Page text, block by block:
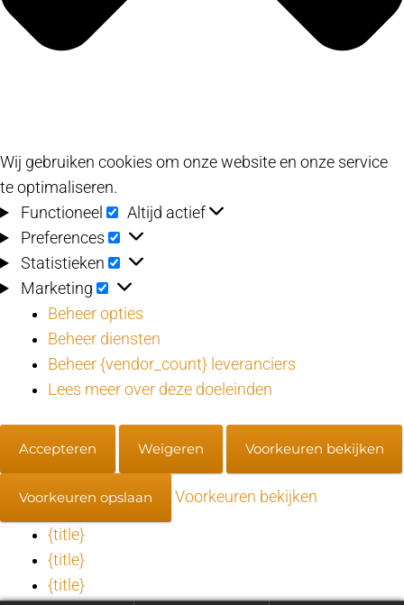
Wij gebruiken cookies om onze website en onze service
te optimaliseren.
Functioneel
Functioneel
Altijd actief
Preferences
Preferences
Statistieken Statistieken
Marketing Marketing
Beheer opties
Beheer diensten
Beheer {vendor_count} leveranciers
Lees meer over deze doeleinden
Accepteren Weigeren Voorkeuren bekijken
Voorkeuren opslaan Voorkeuren bekijken
{title}
{title}
{title}